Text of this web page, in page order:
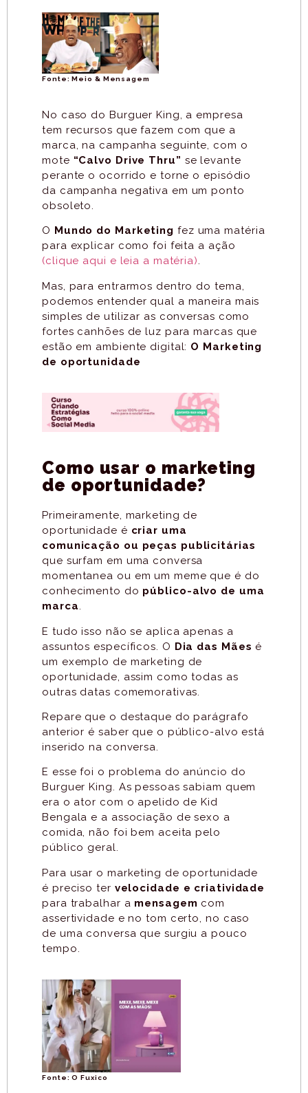
Fonte: Meio & Mensagem
No caso do Burguer King, a empresa
tem recursos que fazem com que a
marca, na campanha seguinte, com o
mote “Calvo Drive Thru” se levante
perante o ocorrido e torne o episódio
da campanha negativa em um ponto
obsoleto.
O Mundo do Marketing fez uma matéria
para explicar como foi feita a ação
(clique aqui e leia a matéria).
Mas, para entrarmos dentro do tema,
podemos entender qual a maneira mais
simples de utilizar as conversas como
fortes canhões de luz para marcas que
estão em ambiente digital: O Marketing
de oportunidade
Como usar o marketing
de oportunidade?
Primeiramente, marketing de
oportunidade é criar uma
comunicação ou peças publicitárias
que surfam em uma conversa
momentanea ou em um meme que é do
conhecimento do público-alvo de uma
marca.
E tudo isso não se aplica apenas a
assuntos específicos. O Dia das Mães é
um exemplo de marketing de
oportunidade, assim como todas as
outras datas comemorativas.
Repare que o destaque do parágrafo
anterior é saber que o público-alvo está
inserido na conversa.
E esse foi o problema do anúncio do
Burguer King. As pessoas sabiam quem
era o ator com o apelido de Kid
Bengala e a associação de sexo a
comida, não foi bem aceita pelo
público geral.
Para usar o marketing de oportunidade
é preciso ter velocidade e criatividade
para trabalhar a mensagem com
assertividade e no tom certo, no caso
de uma conversa que surgiu a pouco
tempo.
Fonte: O Fuxico